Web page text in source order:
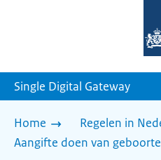
Single Digital Gateway
Home
Regelen in
Aangifte doen van